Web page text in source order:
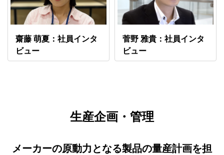
齋藤 萌夏：社員インタ
ビュー
菅野 雅貴：社員インタ
ビュー
生産企画・管理
メーカーの原動力となる製品の量産計画を担